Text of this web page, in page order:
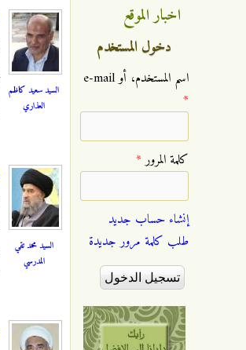
السيد سعيد كاظم
العذاري
السيد محمد تقي
المدرسي
اخبار الموقع
دخول المستخدم
‏اسم المستخدم، أو e-mail
*
‏كلمة المرور ‏*
إنشاء حساب جديد
طلب كلمة مرور جديدة